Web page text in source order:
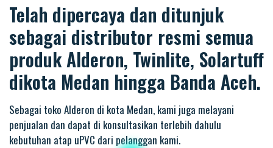
Telah dipercaya dan ditunjuk
sebagai distributor resmi semua
produk Alderon, Twinlite, Solartuff
dikota Medan hingga Banda Aceh.
Sebagai toko Alderon di kota Medan, kami juga melayani
penjualan dan dapat di konsultasikan terlebih dahulu
kebutuhan atap uPVC dari pelanggan kami.